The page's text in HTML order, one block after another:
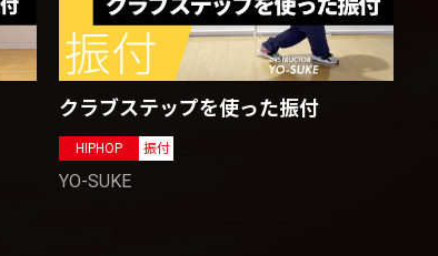
クラブステップを使った振付
HIPHOP 振付
YO-SUKE